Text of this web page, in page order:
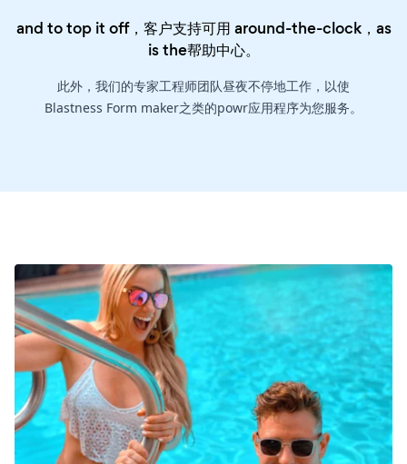
and to top it off，客户支持可用 around-the-clock，as
is the帮助中心。
此外，我们的专家工程师团队昼夜不停地工作，以使
Blastness Form maker之类的powr应用程序为您服务。